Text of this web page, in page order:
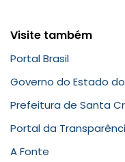
Visite também
Portal Brasil
Governo do Estado do
Prefeitura de Santa
Portal da
A Fonte